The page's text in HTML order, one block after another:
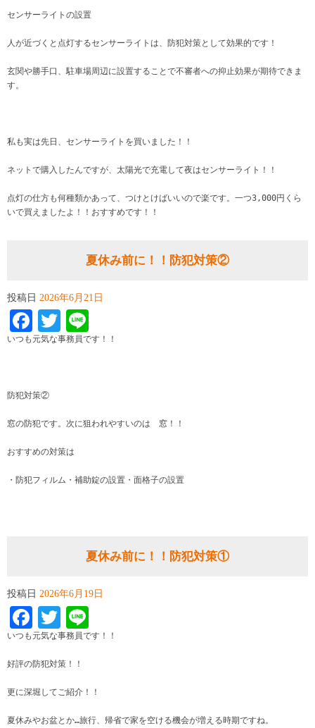
センサーライトの設置
人が近づくと点灯するセンサーライトは、防犯対策として効果的です！
玄関や勝手口、駐車場周辺に設置することで不審者への抑止効果が期待できま
す。
私も実は先日、センサーライトを買いました！！
ネットで購入したんですが、太陽光で充電して夜はセンサーライト！！
点灯の仕方も何種類かあって、つけとけばいいので楽です。一つ3,000円くら
いで買えましたよ！！おすすめです！！
夏休み前に！！防犯対策②
投稿日 2026年6月21日
Facebook
Twitter
いつも元気な事務員です！！
防犯対策②
窓の防犯です。次に狙われやすいのは 窓！！
おすすめの対策は
・防犯フィルム・補助錠の設置・面格子の設置
夏休み前に！！防犯対策①
投稿日 2026年6月19日
Facebook
Twitter
いつも元気な事務員です！！
好評の防犯対策！！
更に深堀してご紹介！！
夏休みやお盆とか…旅行、帰省で家を空ける機会が増える時期ですね。